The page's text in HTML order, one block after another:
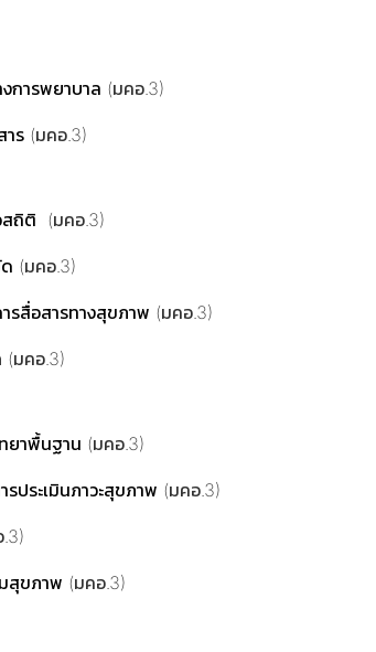
การพยาบาล (มคอ.3)
าร (มคอ.3)
สถิติ (มคอ.3)
(มคอ.3)
รสื่อสารทางสุขภาพ (มคอ.3)
(มคอ.3)
ยาพื้นฐาน (มคอ.3)
ประเมินภาวะสุขภาพ (มคอ.3)
สุขภาพ (มคอ.3)